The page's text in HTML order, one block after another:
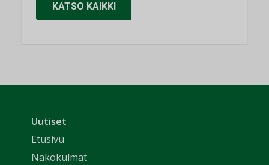
KATSO KAIKKI
Uutiset
Etusivu
Näkökulmat